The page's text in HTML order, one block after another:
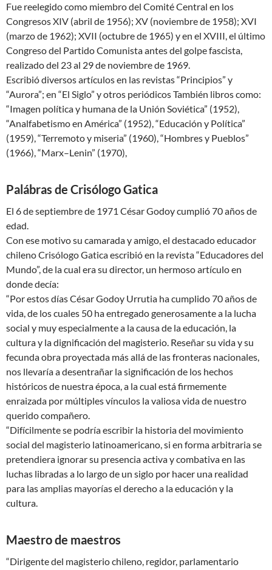
Fue reelegido como miembro del Comité Central en los
Congresos XIV (abril de 1956); XV (noviembre de 1958); XVI
(marzo de 1962); XVII (octubre de 1965) y en el XVIII, el último
Congreso del Partido Comunista antes del golpe fascista,
realizado del 23 al 29 de noviembre de 1969.
Escribió diversos artículos en las revistas “Principios” y
“Aurora”; en “El Siglo” y otros periódicos También libros como:
“Imagen política y humana de la Unión Soviética” (1952),
“Analfabetismo en América” (1952), “Educación y Política”
(1959), “Terremoto y miseria” (1960), “Hombres y Pueblos”
(1966), “Marx–Lenin” (1970),
Palábras de Crisólogo Gatica
El 6 de septiembre de 1971 César Godoy cumplió 70 años de
edad.
Con ese motivo su camarada y amigo, el destacado educador
chileno Crisólogo Gatica escribió en la revista “Educadores del
Mundo”, de la cual era su director, un hermoso artículo en
donde decía:
“Por estos días César Godoy Urrutia ha cumplido 70 años de
vida, de los cuales 50 ha entregado generosamente a la lucha
social y muy especialmente a la causa de la educación, la
cultura y la dignificación del magisterio. Reseñar su vida y su
fecunda obra proyectada más allá de las fronteras nacionales,
nos llevaría a desentrañar la significación de los hechos
históricos de nuestra época, a la cual está firmemente
enraizada por múltiples vínculos la valiosa vida de nuestro
querido compañero.
“Difícilmente se podría escribir la historia del movimiento
social del magisterio latinoamericano, si en forma arbitraria se
pretendiera ignorar su presencia activa y combativa en las
luchas libradas a lo largo de un siglo por hacer una realidad
para las amplias mayorías el derecho a la educación y la
cultura.
Maestro de maestros
“Dirigente del magisterio chileno, regidor, parlamentario